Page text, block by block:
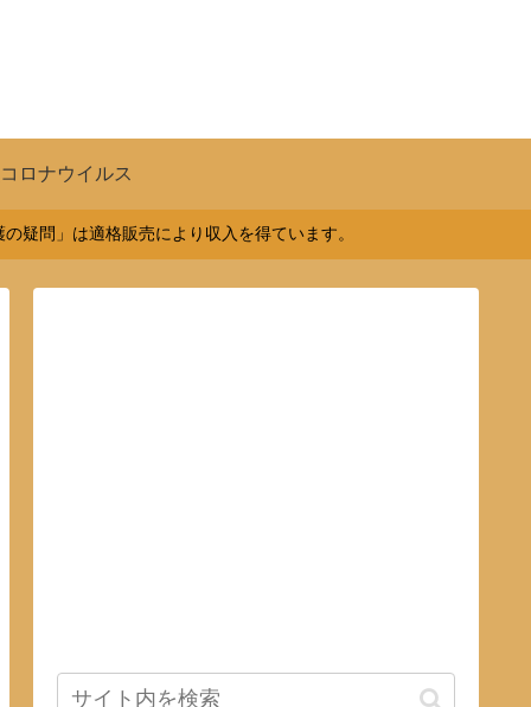
ロナウイルス
疑問」は適格販売により収入を得ています。